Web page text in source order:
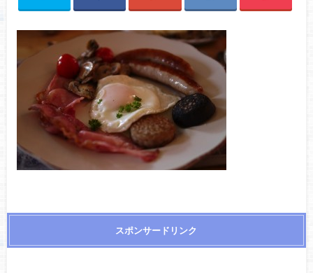
スポンサードリンク